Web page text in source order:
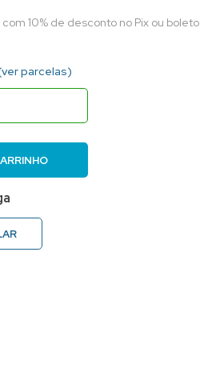
com 10% de desconto no Pix ou boleto
parcelas)